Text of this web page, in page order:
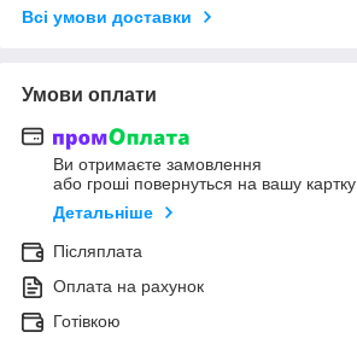
Всі умови доставки
Умови оплати
Ви отримаєте замовлення
або гроші повернуться на вашу картку
Детальніше
Післяплата
Оплата на рахунок
Готівкою